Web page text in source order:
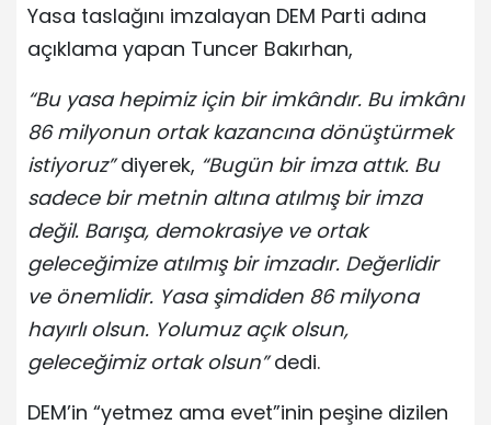
Yasa taslağını imzalayan DEM Parti adına
açıklama yapan Tuncer Bakırhan,
“Bu yasa hepimiz için bir imkândır. Bu imkânı
86 milyonun ortak kazancına dönüştürmek
istiyoruz”diyerek, “Bugün bir imza attık. Bu
sadece bir metnin altına atılmış bir imza
değil. Barışa, demokrasiye ve ortak
geleceğimize atılmış bir imzadır. Değerlidir
ve önemlidir. Yasa şimdiden 86 milyona
hayırlı olsun. Yolumuz açık olsun,
geleceğimiz ortak olsun”dedi.
DEM’in “yetmez ama evet”inin peşine dizilen